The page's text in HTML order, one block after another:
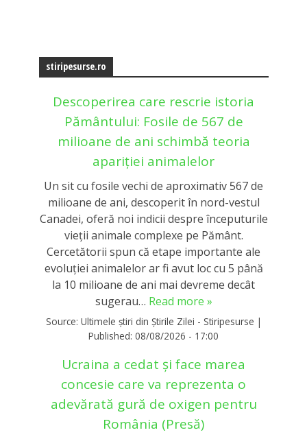
stiripesurse.ro
Descoperirea care rescrie istoria
Pământului: Fosile de 567 de
milioane de ani schimbă teoria
apariției animalelor
Un sit cu fosile vechi de aproximativ 567 de
milioane de ani, descoperit în nord-vestul
Canadei, oferă noi indicii despre începuturile
vieții animale complexe pe Pământ.
Cercetătorii spun că etape importante ale
evoluției animalelor ar fi avut loc cu 5 până
la 10 milioane de ani mai devreme decât
sugerau… Read more »
Source: Ultimele știri din Știrile Zilei - Stiripesurse |
Published: 08/08/2026 - 17:00
Ucraina a cedat și face marea
concesie care va reprezenta o
adevărată gură de oxigen pentru
România (Presă)